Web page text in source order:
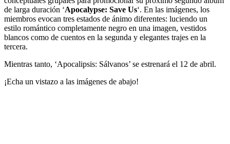
de larga duración ‘Apocalypse: Save Us‘. En las imágenes, los
miembros evocan tres estados de ánimo diferentes: luciendo un
estilo romántico completamente negro en una imagen, vestidos
blancos como de cuentos en la segunda y elegantes trajes en la
tercera.
Mientras tanto, ‘Apocalipsis: Sálvanos’ se estrenará el 12 de abril.
¡Echa un vistazo a las imágenes de abajo!